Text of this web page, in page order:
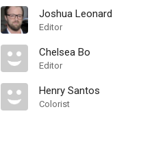
Joshua Leonard
Editor
Chelsea Bo
Editor
Henry Santos
Colorist